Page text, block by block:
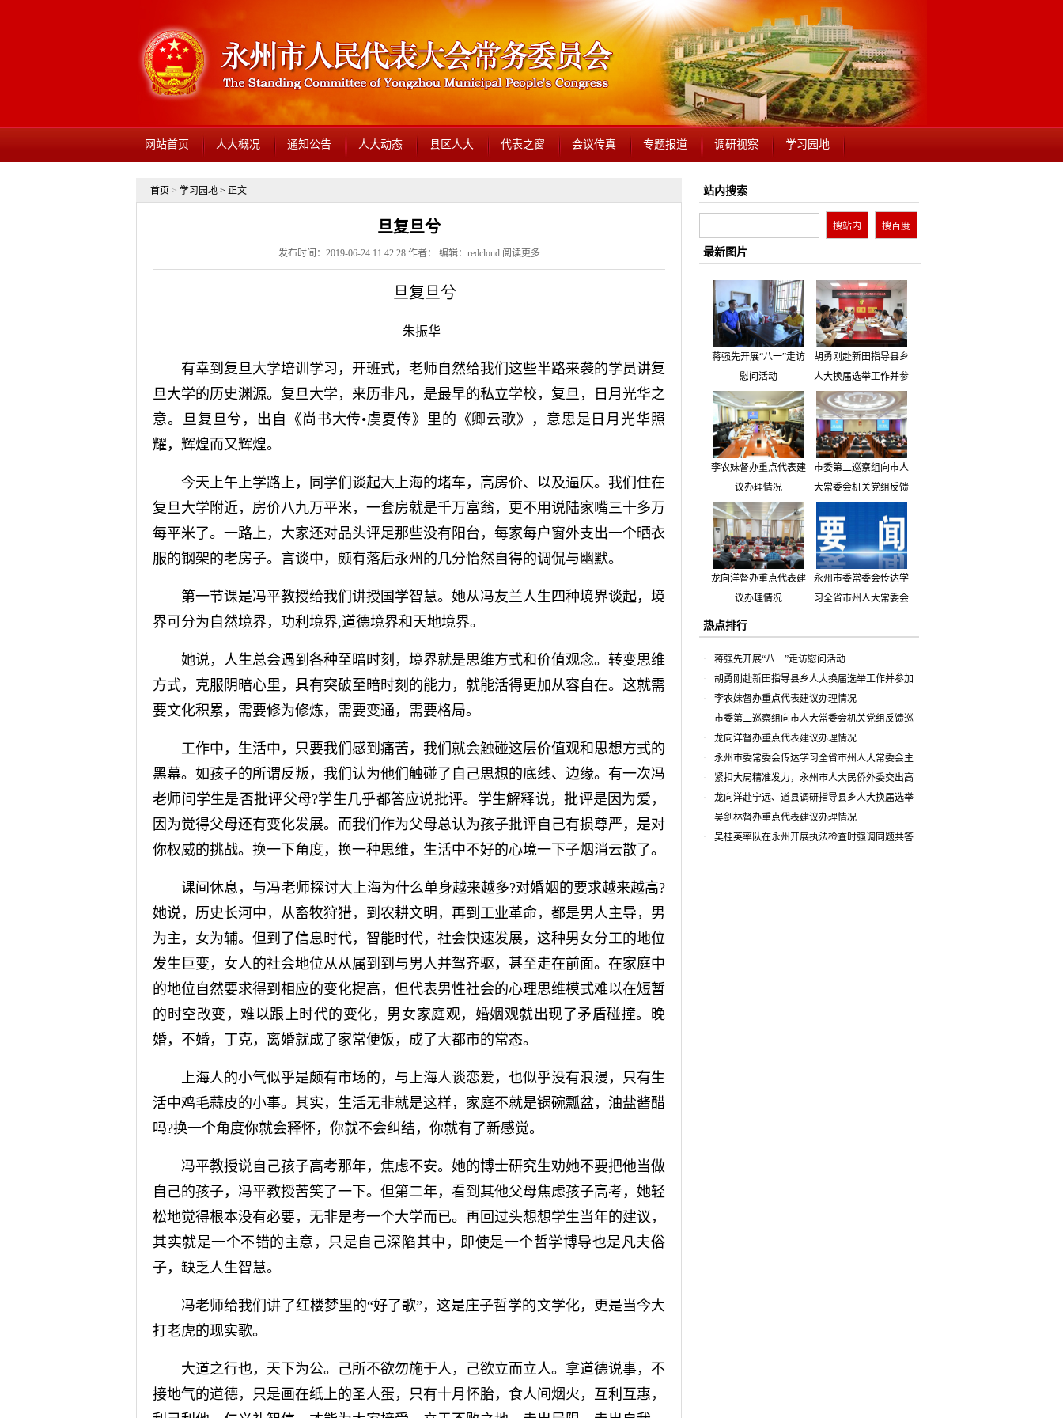
网站首页 人大概况 通知公告 人大动态 县区人大 代表之窗 会议传真 专题报道 调研视察 学习园地
首页 > 学习园地 > 正文
旦复旦兮
发布时间：2019-06-24 11:42:28 作者： 编辑：redcloud 阅读更多
旦复旦兮
朱振华
有幸到复旦大学培训学习，开班式，老师自然给我们这些半路来袭的学员讲复
旦大学的历史渊源。复旦大学，来历非凡，是最早的私立学校，复旦，日月光华之
意。旦复旦兮，出自《尚书大传•虞夏传》里的《卿云歌》，意思是日月光华照
耀，辉煌而又辉煌。
今天上午上学路上，同学们谈起大上海的堵车，高房价、以及逼仄。我们住在
复旦大学附近，房价八九万平米，一套房就是千万富翁，更不用说陆家嘴三十多万
每平米了。一路上，大家还对品头评足那些没有阳台，每家每户窗外支出一个晒衣
服的钢架的老房子。言谈中，颇有落后永州的几分怡然自得的调侃与幽默。
第一节课是冯平教授给我们讲授国学智慧。她从冯友兰人生四种境界谈起，境
界可分为自然境界，功利境界,道德境界和天地境界。
她说，人生总会遇到各种至暗时刻，境界就是思维方式和价值观念。转变思维
方式，克服阴暗心里，具有突破至暗时刻的能力，就能活得更加从容自在。这就需
要文化积累，需要修为修炼，需要变通，需要格局。
工作中，生活中，只要我们感到痛苦，我们就会触碰这层价值观和思想方式的
黑幕。如孩子的所谓反叛，我们认为他们触碰了自己思想的底线、边缘。有一次冯
老师问学生是否批评父母?学生几乎都答应说批评。学生解释说，批评是因为爱，
因为觉得父母还有变化发展。而我们作为父母总认为孩子批评自己有损尊严，是对
你权威的挑战。换一下角度，换一种思维，生活中不好的心境一下子烟消云散了。
课间休息，与冯老师探讨大上海为什么单身越来越多?对婚姻的要求越来越高?
她说，历史长河中，从畜牧狩猎，到农耕文明，再到工业革命，都是男人主导，男
为主，女为辅。但到了信息时代，智能时代，社会快速发展，这种男女分工的地位
发生巨变，女人的社会地位从从属到到与男人并驾齐驱，甚至走在前面。在家庭中
的地位自然要求得到相应的变化提高，但代表男性社会的心理思维模式难以在短暂
的时空改变，难以跟上时代的变化，男女家庭观，婚姻观就出现了矛盾碰撞。晚
婚，不婚，丁克，离婚就成了家常便饭，成了大都市的常态。
上海人的小气似乎是颇有市场的，与上海人谈恋爱，也似乎没有浪漫，只有生
活中鸡毛蒜皮的小事。其实，生活无非就是这样，家庭不就是锅碗瓢盆，油盐酱醋
吗?换一个角度你就会释怀，你就不会纠结，你就有了新感觉。
冯平教授说自己孩子高考那年，焦虑不安。她的博士研究生劝她不要把他当做
自己的孩子，冯平教授苦笑了一下。但第二年，看到其他父母焦虑孩子高考，她轻
松地觉得根本没有必要，无非是考一个大学而已。再回过头想想学生当年的建议，
其实就是一个不错的主意，只是自己深陷其中，即使是一个哲学博导也是凡夫俗
子，缺乏人生智慧。
冯老师给我们讲了红楼梦里的“好了歌”，这是庄子哲学的文学化，更是当今大
打老虎的现实歌。
大道之行也，天下为公。己所不欲勿施于人，己欲立而立人。拿道德说事，不
接地气的道德，只是画在纸上的圣人蛋，只有十月怀胎，食人间烟火，互利互惠，
站内搜索
最新图片
蒋强先开展“八一”走访
慰问活动
胡勇刚赴新田指导县乡
人大换届选举工作并参
加市人大代表小组主题
活动
李农妹督办重点代表建
议办理情况
市委第二巡察组向市人
大常委会机关党组反馈
龙向洋督办重点代表建
议办理情况
永州市委常委会传达学
习全省市州人大常委会
关精神 专题听取省人
大常委会执法检查组到
永州开展大气污染防治
相关法律法规执法检查
情况汇报
热点排行
蒋强先开展“八一”走访慰问活动
胡勇刚赴新田指导县乡人大换届选举工作并参加
市人大代表小组主题活动
李农妹督办重点代表建议办理情况
市委第二巡察组向市人大常委会机关党组反馈巡
察情况
龙向洋督办重点代表建议办理情况
永州市委常委会传达学习全省市州人大常委会主
要负责同志座谈会有关精神 专题听取省人大常委会
执法检查组到永州开展大气污染防治相关法律法规
执法检查情况汇报
紧扣大局精准发力，永州市人大民侨外委交出高
质量履职答卷
龙向洋赴宁远、道县调研指导县乡人大换届选举
并督导安全生产工作
吴剑林督办重点代表建议办理情况
吴桂英率队在永州开展执法检查时强调同题共答